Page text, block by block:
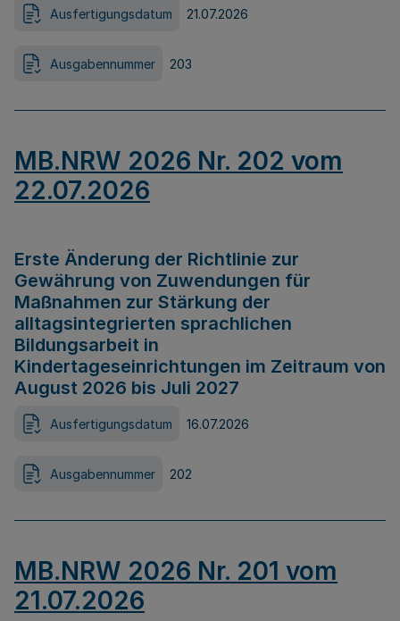
Ausfertigungsdatum 21.07.2026
Ausgabennummer 203
MB.NRW 2026 Nr. 202 vom
22.07.2026
Erste Änderung der Richtlinie zur
Gewährung von Zuwendungen für
Maßnahmen zur Stärkung der
alltagsintegrierten sprachlichen
Bildungsarbeit in
Kindertageseinrichtungen im Zeitraum von
August 2026 bis Juli 2027
Ausfertigungsdatum 16.07.2026
Ausgabennummer 202
MB.NRW 2026 Nr. 201 vom
21.07.2026